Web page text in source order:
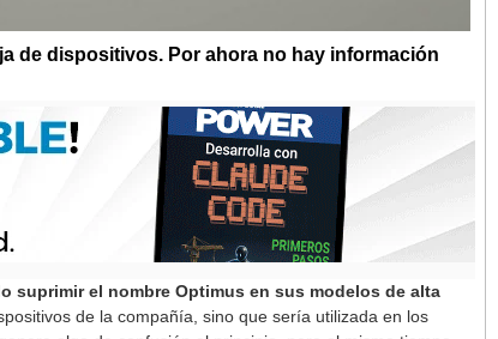
de dispositivos. Por ahora no hay información
suprimir el nombre Optimus en sus modelos de alta
de la compañía, sino que sería utilizada en los